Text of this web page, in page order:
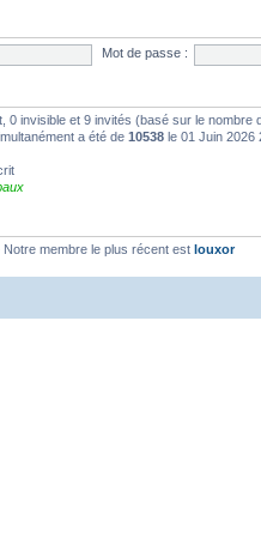
Mot de passe :
0 invisible et 9 invités (basé sur le nombre
a été de 10538 le 01 Juin 2026
Notre membre le plus récent est louxor